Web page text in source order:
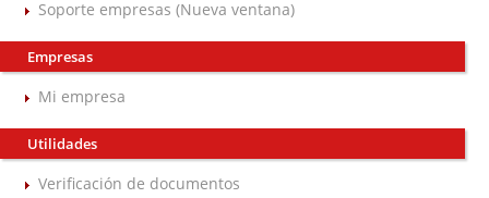
Soporte empresas (Nueva ventana)
Empresas
Mi empresa
Utilidades
Verificación de documentos